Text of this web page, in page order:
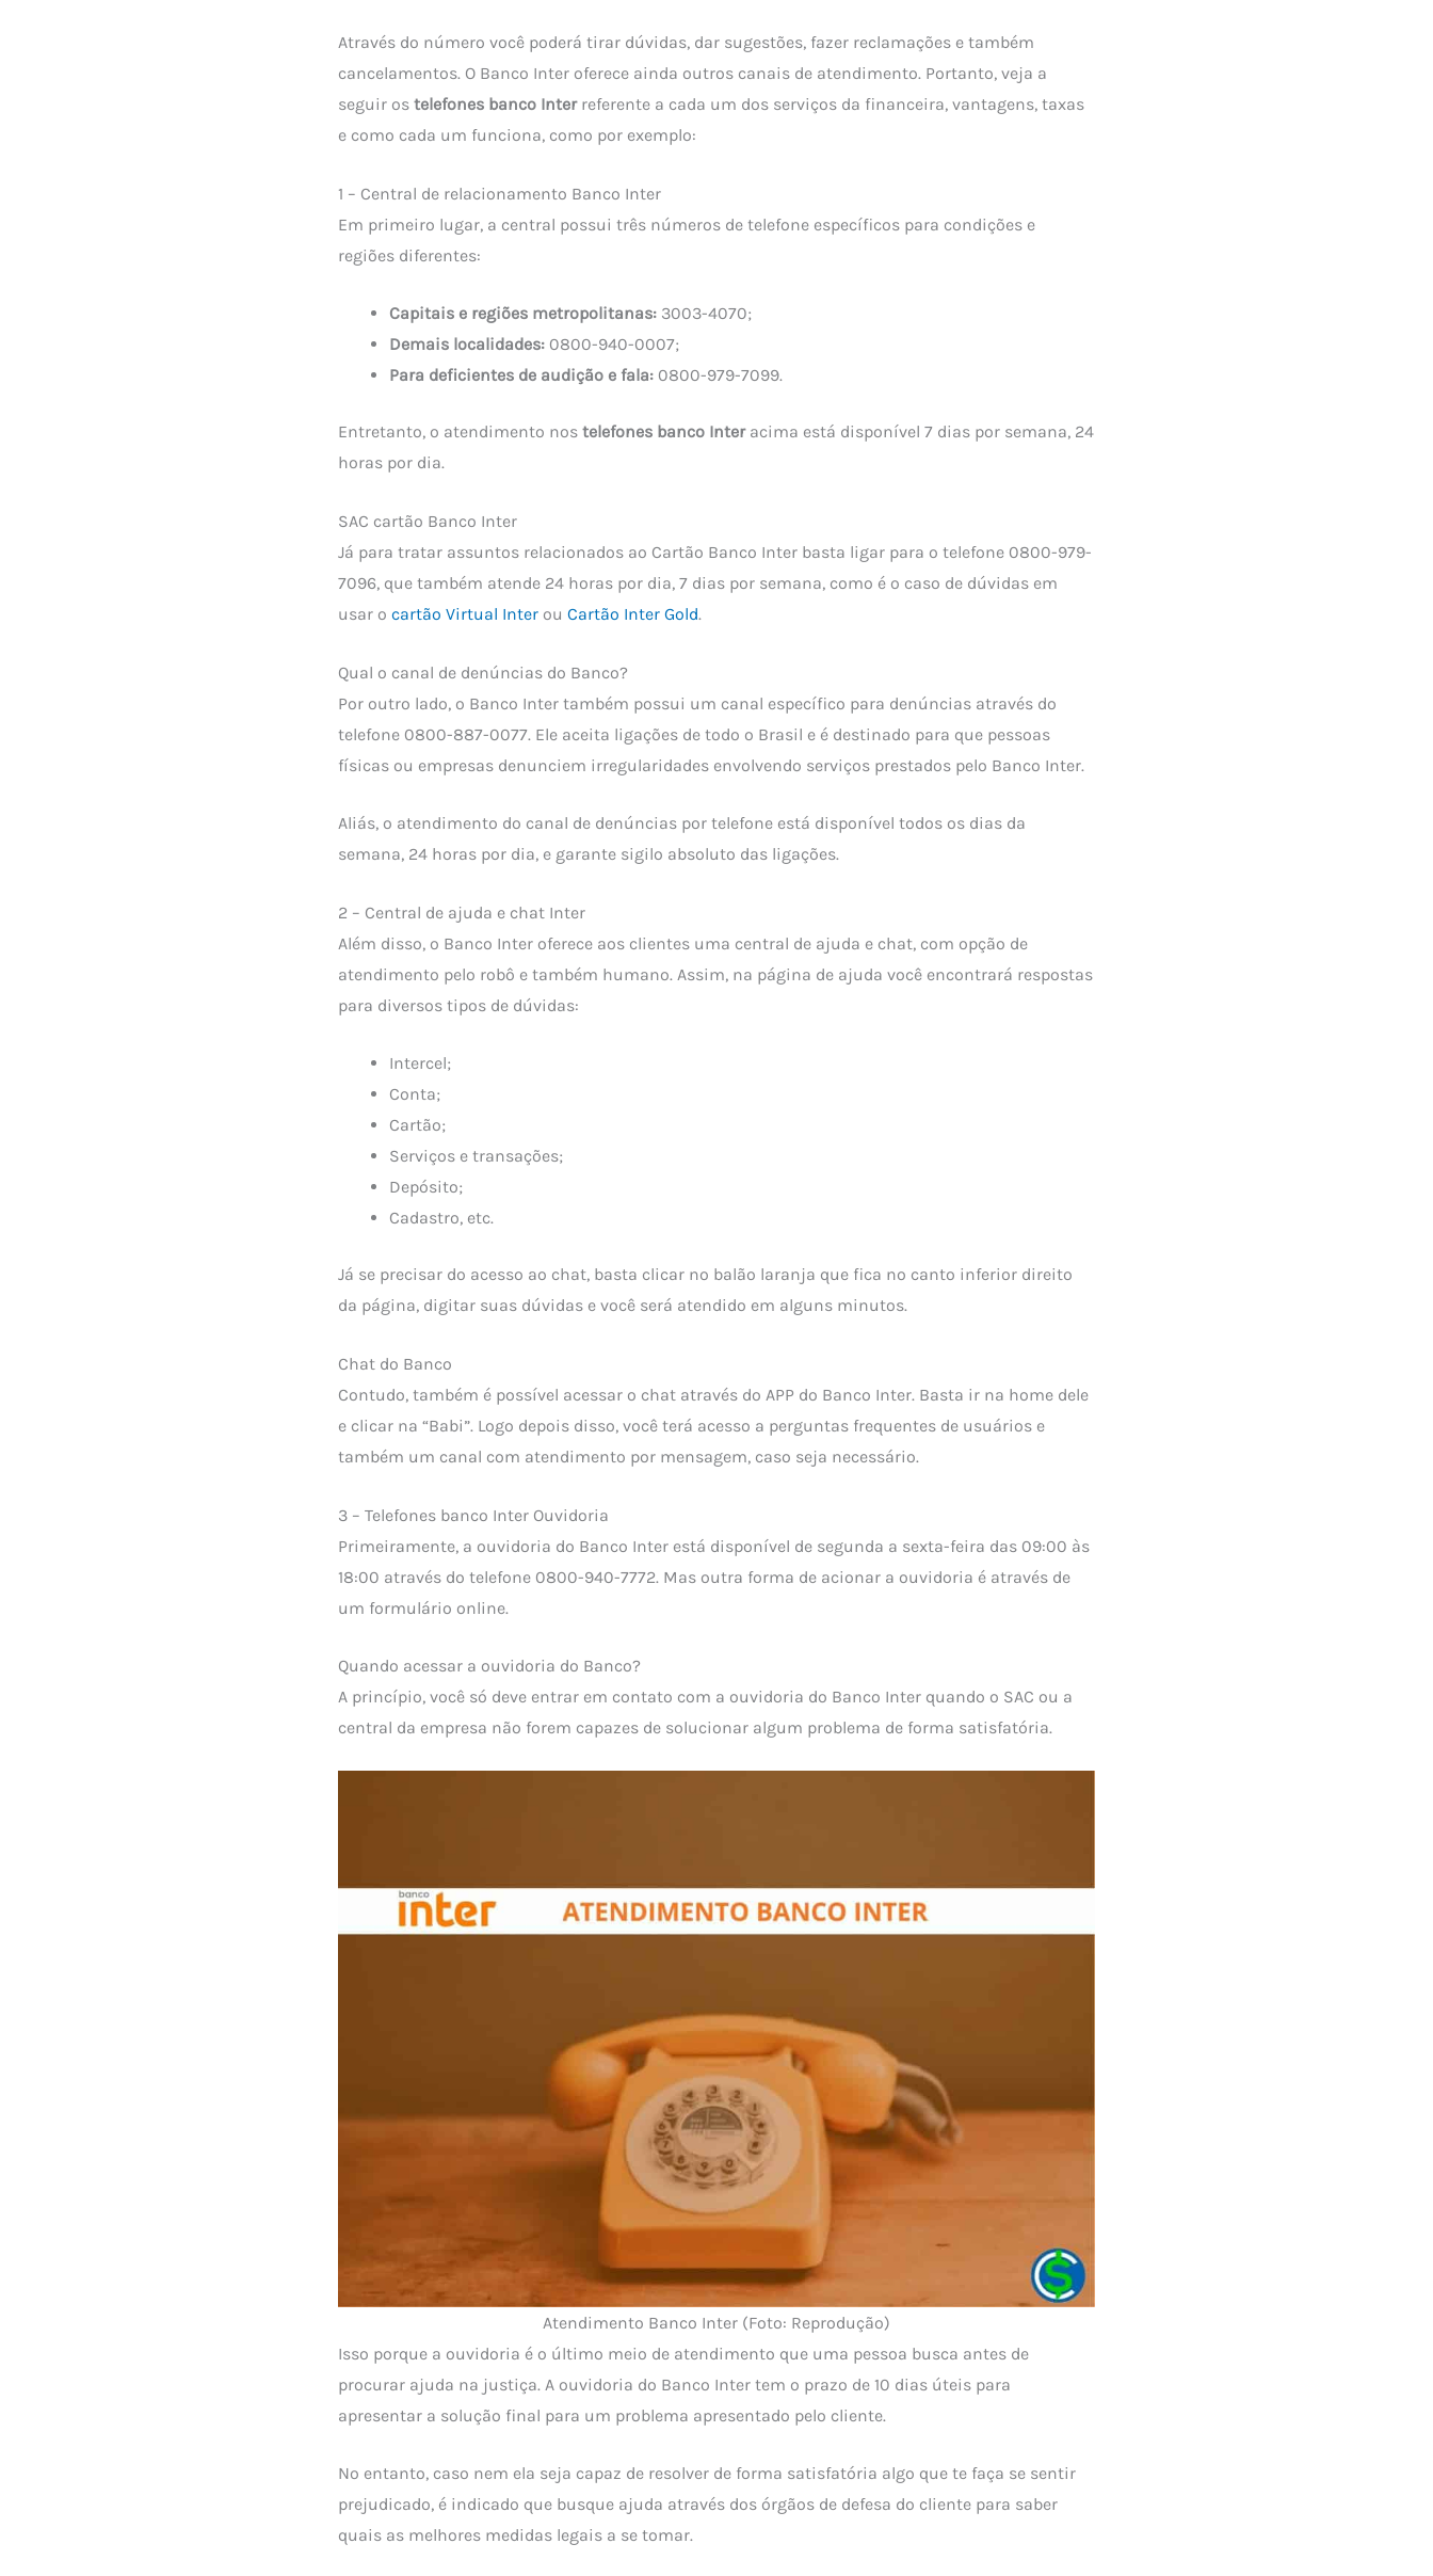
Através do número você poderá tirar dúvidas, dar sugestões, fazer reclamações e também
cancelamentos. O Banco Inter oferece ainda outros canais de atendimento. Portanto, veja a
seguir os telefones banco Interreferente a cada um dos serviços da financeira, vantagens, taxas
e como cada um funciona, como por exemplo:
1 – Central de relacionamento Banco Inter
Em primeiro lugar, a central possui três números de telefone específicos para condições e
regiões diferentes:
Capitais e regiões metropolitanas: 3003-4070;
Demais localidades: 0800-940-0007;
Para deficientes de audição e fala: 0800-979-7099.
Entretanto, o atendimento nos telefones banco Interacima está disponível 7 dias por semana, 24
horas por dia.
SAC cartão Banco Inter
Já para tratar assuntos relacionados ao Cartão Banco Inter basta ligar para o telefone 0800-979-
7096, que também atende 24 horas por dia, 7 dias por semana, como é o caso de dúvidas em
usar o cartão Virtual Inter ou Cartão Inter Gold.
Qual o canal de denúncias do Banco?
Por outro lado, o Banco Inter também possui um canal específico para denúncias através do
telefone 0800-887-0077. Ele aceita ligações de todo o Brasil e é destinado para que pessoas
físicas ou empresas denunciem irregularidades envolvendo serviços prestados pelo Banco Inter.
Aliás, o atendimento do canal de denúncias por telefone está disponível todos os dias da
semana, 24 horas por dia, e garante sigilo absoluto das ligações.
2 – Central de ajuda e chat Inter
Além disso, o Banco Inter oferece aos clientes uma central de ajuda e chat, com opção de
atendimento pelo robô e também humano. Assim, na página de ajuda você encontrará respostas
para diversos tipos de dúvidas:
Intercel;
Conta;
Cartão;
Serviços e transações;
Depósito;
Cadastro, etc.
Já se precisar do acesso ao chat, basta clicar no balão laranja que fica no canto inferior direito
da página, digitar suas dúvidas e você será atendido em alguns minutos.
Chat do Banco
Contudo, também é possível acessar o chat através do APP do Banco Inter. Basta ir na home dele
e clicar na “Babi”. Logo depois disso, você terá acesso a perguntas frequentes de usuários e
também um canal com atendimento por mensagem, caso seja necessário.
3 – Telefones banco Inter Ouvidoria
Primeiramente, a ouvidoria do Banco Inter está disponível de segunda a sexta-feira das 09:00 às
18:00 através do telefone 0800-940-7772. Mas outra forma de acionar a ouvidoria é através de
um formulário online.
Quando acessar a ouvidoria do Banco?
A princípio, você só deve entrar em contato com a ouvidoria do Banco Inter quando o SAC ou a
central da empresa não forem capazes de solucionar algum problema de forma satisfatória.
Atendimento Banco Inter (Foto: Reprodução)
Isso porque a ouvidoria é o último meio de atendimento que uma pessoa busca antes de
procurar ajuda na justiça. A ouvidoria do Banco Inter tem o prazo de 10 dias úteis para
apresentar a solução final para um problema apresentado pelo cliente.
No entanto, caso nem ela seja capaz de resolver de forma satisfatória algo que te faça se sentir
prejudicado, é indicado que busque ajuda através dos órgãos de defesa do cliente para saber
quais as melhores medidas legais a se tomar.